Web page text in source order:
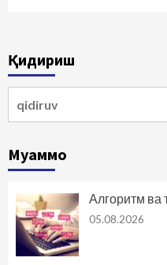
Қидириш
Муаммо
Алгоритм ва
05.08.2026